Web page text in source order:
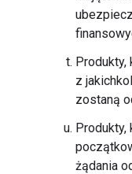
Produkty,
z
zostaną
Produkty,
żądania